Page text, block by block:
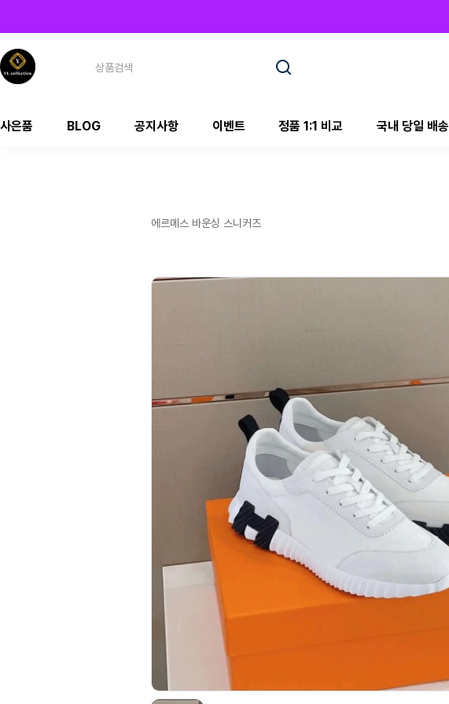
사은품 BLOG 공지사항 이벤트 정품 1:1 비교 국내 당일 배송
에르메스 바운싱 스니커즈